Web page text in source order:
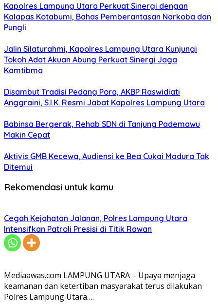
Kapolres Lampung Utara Perkuat Sinergi dengan
Kalapas Kotabumi, Bahas Pemberantasan Narkoba dan
Pungli
Jalin Silaturahmi, Kapolres Lampung Utara Kunjungi
Tokoh Adat Akuan Abung Perkuat Sinergi Jaga
Kamtibma
Disambut Tradisi Pedang Pora, AKBP Raswidiati
Anggraini, S.I.K. Resmi Jabat Kapolres Lampung Utara
Babinsa Bergerak, Rehab SDN di Tanjung Pademawu
Makin Cepat
Aktivis GMB Kecewa, Audiensi ke Bea Cukai Madura Tak
Ditemui
Rekomendasi untuk kamu
Cegah Kejahatan Jalanan, Polres Lampung Utara
Intensifkan Patroli Presisi di Titik Rawan
Mediaawas.com LAMPUNG UTARA – Upaya menjaga
keamanan dan ketertiban masyarakat terus dilakukan
Polres Lampung Utara….